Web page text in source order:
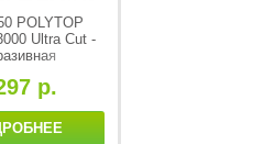
POLYTOP
Ultra Cut -
250ml
р.